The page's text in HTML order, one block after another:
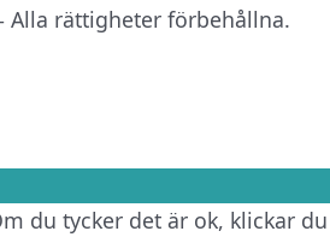
Alla rättigheter förbehållna.
du tycker det är ok, klickar du